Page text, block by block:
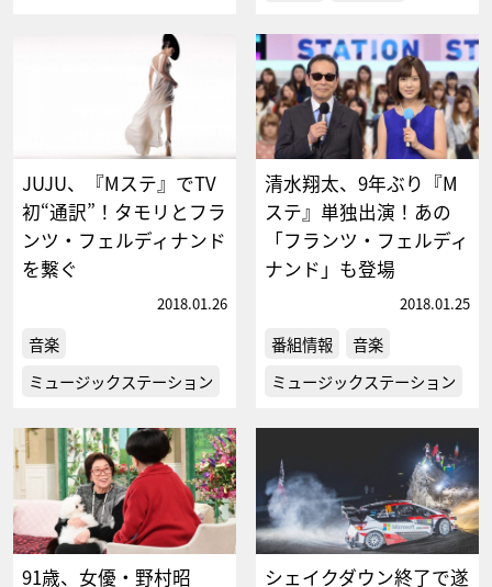
JUJU、『Mステ』でTV
初“通訳”！タモリとフラ
ンツ・フェルディナンド
を繋ぐ
2018.01.26
音楽
ミュージックステーション
清水翔太、9年ぶり『M
ステ』単独出演！あの
「フランツ・フェルディ
ナンド」も登場
2018.01.25
番組情報
音楽
ミュージックステーション
91歳、女優・野村昭
シェイクダウン終了で遂